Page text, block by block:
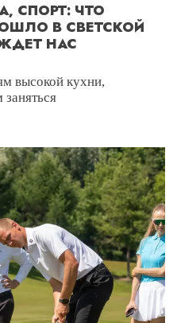
СПОРТ: ЧТО
В СВЕТСКОЙ
НАС
высокой кухни,